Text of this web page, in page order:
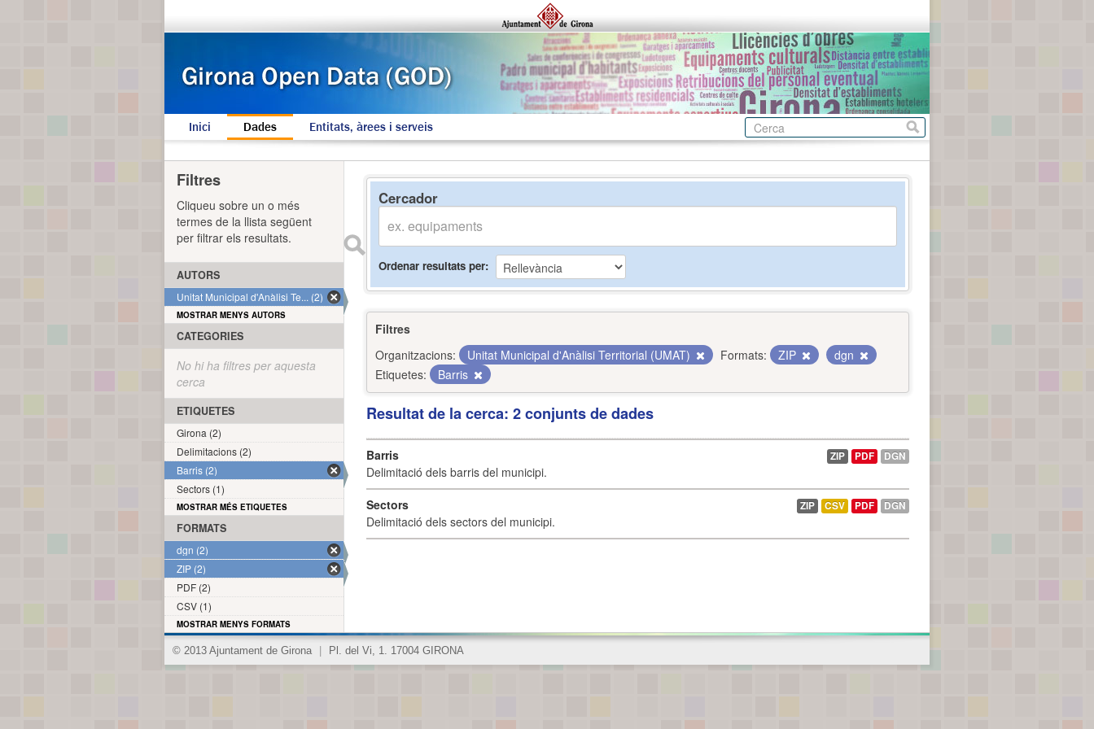
Inici Dades Entitats, àrees i serveis
Cercador
Ordenar resultats per
Filtres
Organitzacions:
Unitat Municipal d'Anàlisi Territorial (UMAT) Formats: ZIP
dgn
Etiquetes:
Barris
Resultat de la cerca: 2 conjunts de dades
Barris
Delimitació dels barris del municipi.
ZIP PDF DGN
Sectors
Delimitació dels sectors del municipi.
ZIP CSV PDF DGN
Filtres
Cliqueu sobre un o més
termes de la llista següent
per filtrar els resultats.
AUTORS
Unitat Municipal d'Anàlisi Te... (2)
MOSTRAR MENYS AUTORS
CATEGORIES
No hi ha filtres per aquesta
cerca
ETIQUETES
Girona (2)
Delimitacions (2)
Barris (2)
Sectors (1)
MOSTRAR MÉS ETIQUETES
FORMATS
dgn (2)
ZIP (2)
PDF (2)
CSV (1)
MOSTRAR MENYS FORMATS
© 2013 Ajuntament de Girona Pl. del Vi, 1. 17004 GIRONA